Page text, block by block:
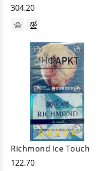
304.20
Richmond Ice Touch
122.70